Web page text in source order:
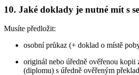
10. Jaké doklady je nutné mít s
Musíte předložit:
osobní průkaz (+ doklad o místě
originál nebo úředně ověřenou kopii
(diplomu) s úředně ověřeným